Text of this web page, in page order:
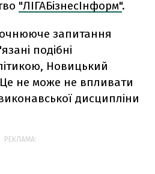
"ЛІГАБізнесІнформ".
запитання
подібні
Новицький
не може не впливати
дисципліни
РЕКЛАМА: